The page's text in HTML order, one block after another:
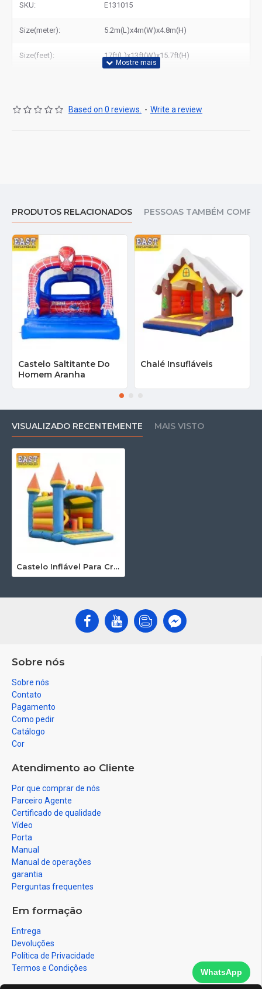
SKU: E131015
Size(meter): 5.2m(L)x4m(W)x4.8m(H)
Size(feet): 17ft(L)x13ft(W)x15.7ft(H)
Based on 0 reviews. - Write a review
PRODUTOS RELACIONADOS PESSOAS TAMBÉM
Castelo Saltitante Do
Homem Aranha
Chalé Insufláveis
VISUALIZADO RECENTEMENTE MAIS VISTO
Castelo Inflável Para Crianças
Sobre nós
Sobre nós
Contato
Pagamento
Como pedir
Catálogo
Cor
Atendimento ao Cliente
Por que comprar de nós
Parceiro Agente
Certificado de qualidade
Vídeo
Porta
Manual
Manual de operações
garantia
Perguntas frequentes
Em formação
Entrega
Devoluções
Política de Privacidade
Termos e Condições
WhatsApp